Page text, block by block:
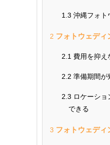
1.3 沖縄フォト
2 フォトウェディ
2.1 費用を抑え
2.2 準備期間が
2.3 ロケーシ
できる
3 フォトウェディ